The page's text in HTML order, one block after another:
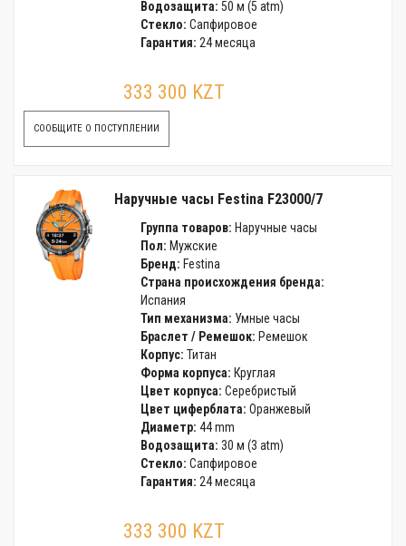
Водозащита: 50 м (5 atm)
Стекло: Сапфировое
Гарантия: 24 месяца
333 300 KZT
СООБЩИТЕ О ПОСТУПЛЕНИИ
Наручные часы Festina F23000/7
Группа товаров: Наручные часы
Пол: Мужские
Бренд: Festina
Страна происхождения бренда:
Испания
Тип механизма: Умные часы
Браслет / Ремешок: Ремешок
Корпус: Титан
Форма корпуса: Круглая
Цвет корпуса: Серебристый
Цвет циферблата: Оранжевый
Диаметр: 44 mm
Водозащита: 30 м (3 atm)
Стекло: Сапфировое
Гарантия: 24 месяца
333 300 KZT